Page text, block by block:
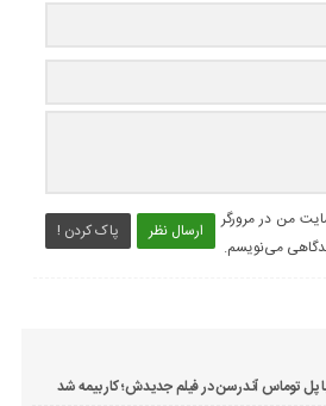
ارسال نظر پاک کردن !
من در مرورگر
می‌نویسم.
پل توماس ٱندرسن در فیلم جدیدش؛ کار بیمه شد